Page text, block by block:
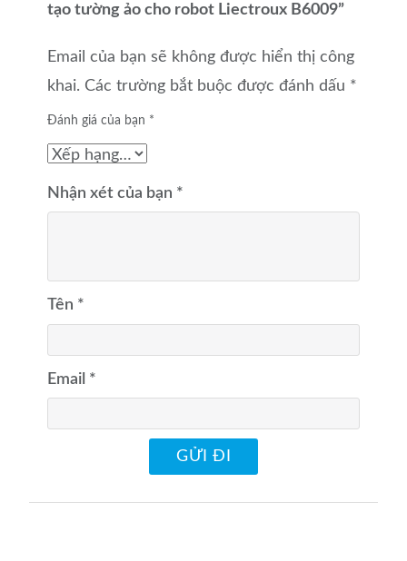
tạo tường ảo cho robot Liectroux B6009”
Email của bạn sẽ không được hiển thị công
khai. Các trường bắt buộc được đánh dấu *
Đánh giá của bạn *
Nhận xét của bạn *
Tên *
Email *